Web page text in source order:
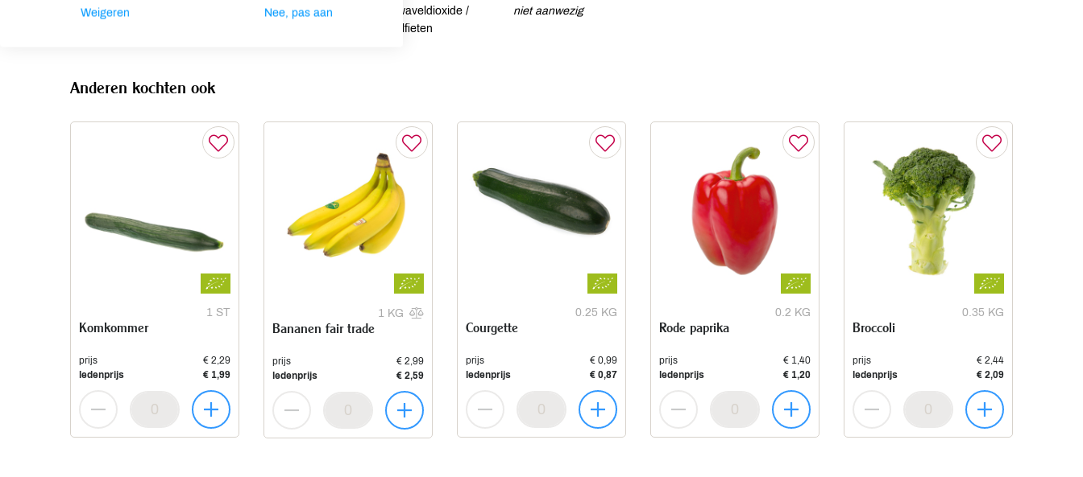
Noten
Zwaveldioxide /
sulfieten
niet aanwezig
Anderen kochten ook
1 ST
Komkommer
prijs
€ 2,29
ledenprijs
€ 1,99
1 KG
Bananen fair trade
prijs
€ 2,99
ledenprijs
€ 2,59
0.25 KG
Courgette
prijs
€ 0,99
ledenprijs
€ 0,87
0.2 KG
Rode paprika
prijs
€ 1,40
ledenprijs
€ 1,20
0.35 KG
Broccoli
prijs
€ 2,44
ledenprijs
€ 2,09
Weigeren Nee, pas aan